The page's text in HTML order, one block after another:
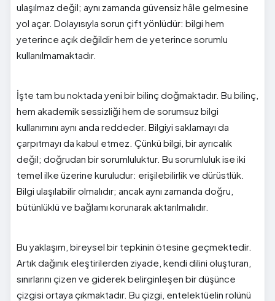
ulaşılmaz değil; aynı zamanda güvensiz hâle gelmesine
yol açar. Dolayısıyla sorun çift yönlüdür: bilgi hem
yeterince açık değildir hem de yeterince sorumlu
kullanılmamaktadır.
İşte tam bu noktada yeni bir bilinç doğmaktadır. Bu bilinç,
hem akademik sessizliği hem de sorumsuz bilgi
kullanımını aynı anda reddeder. Bilgiyi saklamayı da
çarpıtmayı da kabul etmez. Çünkü bilgi, bir ayrıcalık
değil; doğrudan bir sorumluluktur. Bu sorumluluk ise iki
temel ilke üzerine kuruludur: erişilebilirlik ve dürüstlük.
Bilgi ulaşılabilir olmalıdır; ancak aynı zamanda doğru,
bütünlüklü ve bağlamı korunarak aktarılmalıdır.
Bu yaklaşım, bireysel bir tepkinin ötesine geçmektedir.
Artık dağınık eleştirilerden ziyade, kendi dilini oluşturan,
sınırlarını çizen ve giderek belirginleşen bir düşünce
çizgisi ortaya çıkmaktadır. Bu çizgi, entelektüelin rolünü